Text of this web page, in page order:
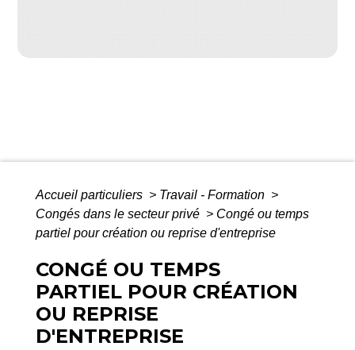
Accueil particuliers > Travail - Formation >
Congés dans le secteur privé > Congé ou temps
partiel pour création ou reprise d'entreprise
CONGÉ OU TEMPS
PARTIEL POUR CRÉATION
OU REPRISE
D'ENTREPRISE